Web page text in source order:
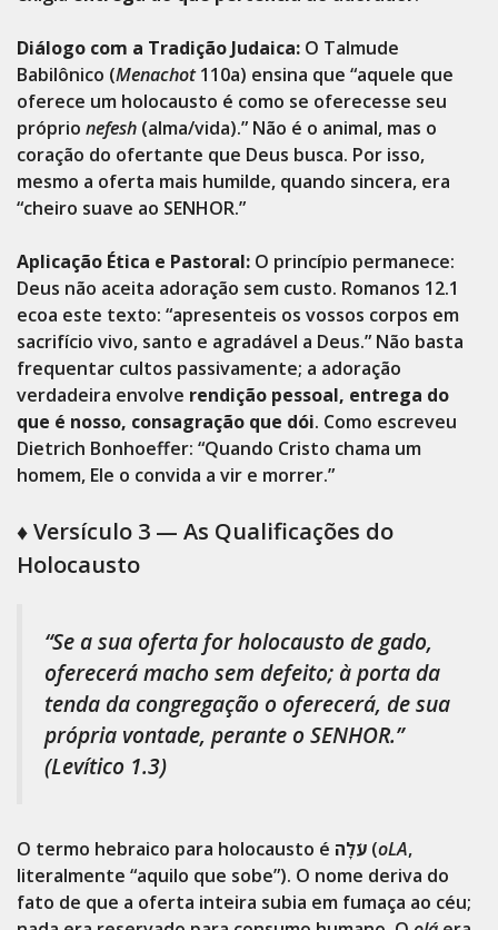
Diálogo com a Tradição Judaica: O Talmude
Babilônico (Menachot110a) ensina que “aquele que
oferece um holocausto é como se oferecesse seu
próprio nefesh (alma/vida).” Não é o animal, mas o
coração do ofertante que Deus busca. Por isso,
mesmo a oferta mais humilde, quando sincera, era
“cheiro suave ao SENHOR.”
Aplicação Ética e Pastoral: O princípio permanece:
Deus não aceita adoração sem custo. Romanos 12.1
ecoa este texto: “apresenteis os vossos corpos em
sacrifício vivo, santo e agradável a Deus.” Não basta
frequentar cultos passivamente; a adoração
verdadeira envolve rendição pessoal, entrega do
que é nosso, consagração que dói. Como escreveu
Dietrich Bonhoeffer: “Quando Cristo chama um
homem, Ele o convida a vir e morrer.”
♦️ Versículo 3 — As Qualificações do
Holocausto
“Se a sua oferta for holocausto de gado,
oferecerá macho sem defeito; à porta da
tenda da congregação o oferecerá, de sua
própria vontade, perante o SENHOR.”
(Levítico 1.3)
O termo hebraico para holocausto é עֹלָה (oLA,
literalmente “aquilo que sobe”). O nome deriva do
fato de que a oferta inteira subia em fumaça ao céu;